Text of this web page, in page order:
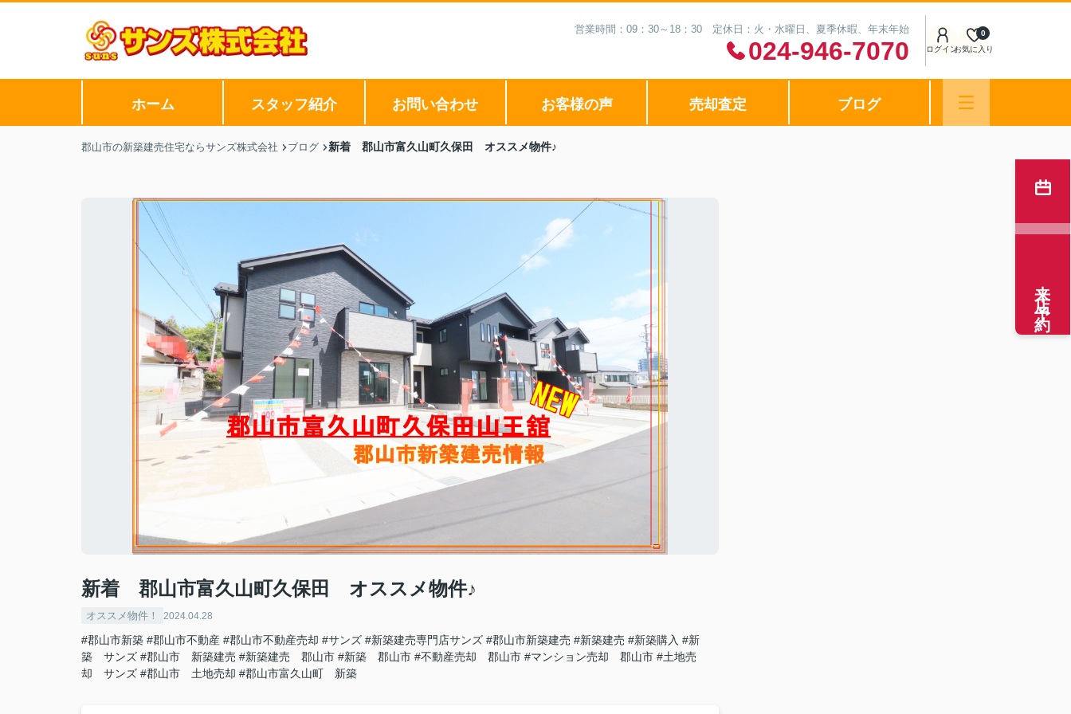
営業時間：09：30～18：30 定休日：火・水曜日、夏季休暇、年末年始
024-946-7070 ログインお気に入り
0
ホーム スタッフ紹介 お問い合わせ お客様の声 売却査定 ブログ
郡山市の新築建売住宅ならサンズ株式会社 ブログ 新着 郡山市富久山町久保田 オススメ物件♪
新着 郡山市富久山町久保田 オススメ物件♪
オススメ物件！ 2024.04.28
#郡山市新築 #郡山市不動産 #郡山市不動産売却 #サンズ #新築建売専門店サンズ #郡山市新築建売 #新築建売 #新築購入 #新
築 サンズ #郡山市 新築建売 #新築建売 郡山市 #新築 郡山市 #不動産売却 郡山市 #マンション売却 郡山市 #土地売
却 サンズ #郡山市 土地売却 #郡山市富久山町 新築
来店予約